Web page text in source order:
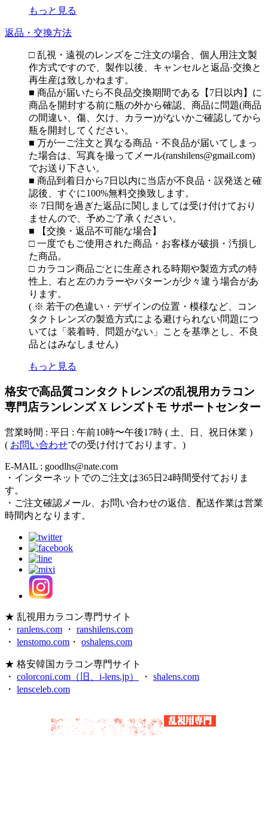
もっと見る
返品・交換方法
□ 乱視・遠視のレンズをご注文の場合、個人用注文製
作方式ですので、製作以後、キャンセルと返品·交換と
再生産は致しかねます。
■ 商品が届いたら不良品交換期間である【7日以内】に
商品を開封する前に瓶の外から確認、商品に問題(商品
の間違い、傷、欠け、カラー)がないかご確認してから
瓶を開封してください。
■ 万が一ご注文と異なる商品・不良品が届いてしまっ
た場合は、写真を撮ってメール(ranshilens@gmail.com)
でお送り下さい。
■ 商品到着日から7日以内に当店が不良品・誤発送と確
認後、すぐに100%無料交換致します。
※ 7日間を過ぎた返品に関しましては受け付けており
ませんので、予めご了承ください。
■ 【交換・返品不可能な場合】
□ 一度でもご使用された商品・お客様が破損・汚損し
た商品。
□ カラコン商品ごとに生産される時期や製造方式の特
性上、右と左のカラーやパターンが少々違う場合があ
ります。
( ※ 若干の色違い・デザインの位置・模様など、コン
タクトレンズの製造方式による避けられない問題につ
いては「装着時、問題がない」ことを基準とし、不良
品とはみなしません)
もっと見る
格安で高品質コンタクトレンズの乱視用カラコン
専門店ランレンズ X レンズトモ サポートセンター
営業時間 : 平日 : 午前10時〜午後17時 ( 土、日、祝日休業 )
( お問い合わせでの受け付けております。)
E-MAIL : goodlhs@nate.com
・インターネットでのご注文は365日24時間受付ておりま
す。
・ご注文確認メール、お問い合わせの返信、配送作業は営業
時間内となります。
★ 乱視用カラコン専門サイト
・ ranlens.com ・ ranshilens.com
・ lenstomo.com ・ oshalens.com
★ 格安韓国カラコン専門サイト
・ colorconi.com（旧、i-lens.jp） ・ shalens.com
・ lensceleb.com